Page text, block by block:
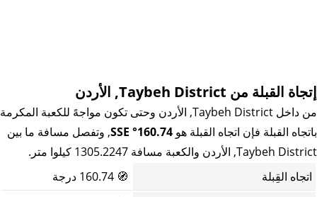
إتجاة القبلة من Taybeh District, الأردن
من داخل Taybeh District, الأردن وحتى تكون مواجهً للكعبة المكرمة
باتجاه القبلة فإن اتجاه القبلة هو 160.74° SSE
, وتفصل مسافة ما بين
Taybeh District, الأردن والكعبة مسافة 1305.2247 كيلوا متر.
اتجاه القِبلة
🧭